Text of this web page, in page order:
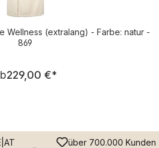
Wellness (extralang) - Farbe: natur -
869
Regulärer Preis:
229,00 €*
über 700.000 Kunden